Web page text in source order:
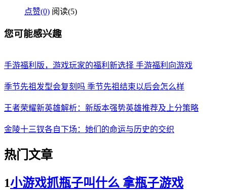
点赞(0) 阅读(5)
您可能感兴趣
手游福利版，游戏玩家的福利新选择 手游福利向游戏
季节先祖发型会复刻吗 季节先祖结束以后会怎么样
王者荣耀新英雄解析：新版本强势英雄推荐及上分策略
金陵十三钗各自下场：她们的命运与历史的交织
热门文章
1小游戏抓瓶子叫什么 拿瓶子游戏